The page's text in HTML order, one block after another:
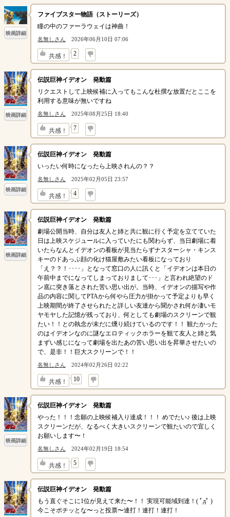
映画詳細
ファイブスター物語（ストーリーズ）
瞳の中のファーラウェイは神曲！
名無しさん 2026年06月10日 07:06
共感！ 2
↓
映画詳細
伝説巨神イデオン 発動篇
リクエストして上映候補に入ってもこんな杜撰な放置だとここを
利用する意味が無いですね
名無しさん 2025年08月25日 18:40
共感！ 7
↓
映画詳細
伝説巨神イデオン 発動篇
いったい何時になったら上映されんの？？
名無しさん 2025年02月05日 23:57
共感！ 4
↓
映画詳細
伝説巨神イデオン 発動篇
劇場公開当時、自分は友人と姉と共に観に行く予定を立てていた
日は上映スケジュールに入っていたにも関わらず、当日劇場に着
いたらなんとイデオンの看板が見当たらずナスターシャ・キンス
キーのドあっぷ顔の化け猫屋敷みたい看板になっており
「え？？！････」となって窓口の人に訊くと「イデオンは本日の
午前中までになってしまっておりまして･･･」と言われ絶望のド
ン底に突き落とされた苦い思い出が。当時、イデオンの描写や作
品の内容に関してPTAから何やら圧力が掛かって予定よりも早く
上映期間が終了させられたと詳しい友達から聞かされ何か凄いモ
ヤモヤした記憶が残っており、何としても劇場のスクリーンで観
たい！！との執念が未だに燻り続けているのです！！ 観たかった
のはイデオンなのに謎なエロティックホラーを観て友人と姉と気
まずい感じになって劇場を出たあの苦い思い出を昇華させたいの
で、是非！！巨大スクリーンで！！
名無しさん 2024年02月26日 02:22
共感！ 10
↓
映画詳細
伝説巨神イデオン 発動篇
やった！！！念願の上映候補入り達成！！！ めでたい♪ 後は上映
スクリーンだが、なるべく大きいスクリーンで観たいので宜しく
お願いします〜！
名無しさん 2024年02月19日 18:54
共感！ 5
↓
伝説巨神イデオン 発動篇
もう直ぐそこに1位が見えて来た〜！！ 実現可能域到達！( ﾟдﾟ )
今こそポチッとな〜っと投票〜連打！連打！連打！